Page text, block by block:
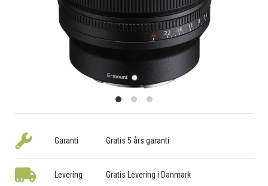
Garanti Gratis 5 års garanti
Levering Gratis Levering i Danmark